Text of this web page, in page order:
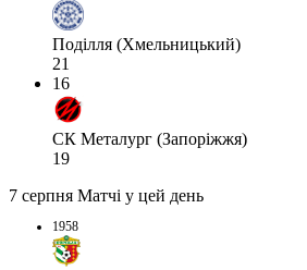
Поділля (Хмельницький)
21
16
СК Металург (Запоріжжя)
19
7 серпня Матчі у цей день
1958